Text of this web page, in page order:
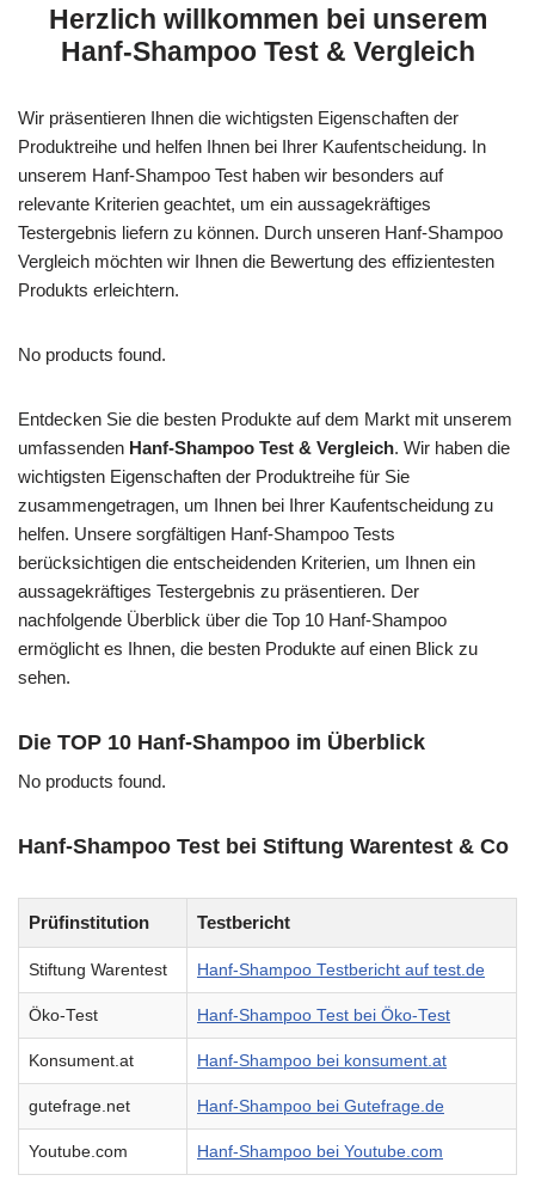
Herzlich willkommen bei unserem
Hanf-Shampoo Test & Vergleich
Wir präsentieren Ihnen die wichtigsten Eigenschaften der
Produktreihe und helfen Ihnen bei Ihrer Kaufentscheidung. In
unserem Hanf-Shampoo Test haben wir besonders auf
relevante Kriterien geachtet, um ein aussagekräftiges
Testergebnis liefern zu können. Durch unseren Hanf-Shampoo
Vergleich möchten wir Ihnen die Bewertung des effizientesten
Produkts erleichtern.
No products found.
Entdecken Sie die besten Produkte auf dem Markt mit unserem
umfassenden Hanf-Shampoo Test & Vergleich. Wir haben die
wichtigsten Eigenschaften der Produktreihe für Sie
zusammengetragen, um Ihnen bei Ihrer Kaufentscheidung zu
helfen. Unsere sorgfältigen Hanf-Shampoo Tests
berücksichtigen die entscheidenden Kriterien, um Ihnen ein
aussagekräftiges Testergebnis zu präsentieren. Der
nachfolgende Überblick über die Top 10 Hanf-Shampoo
ermöglicht es Ihnen, die besten Produkte auf einen Blick zu
sehen.
Die TOP 10 Hanf-Shampoo im Überblick
No products found.
Hanf-Shampoo Test bei Stiftung Warentest & Co
Prüfinstitution Testbericht
Stiftung Warentest Hanf-Shampoo Testbericht auf test.de
Öko-Test Hanf-Shampoo Test bei Öko-Test
Konsument.at Hanf-Shampoo bei konsument.at
gutefrage.net Hanf-Shampoo bei Gutefrage.de
Youtube.com Hanf-Shampoo bei Youtube.com